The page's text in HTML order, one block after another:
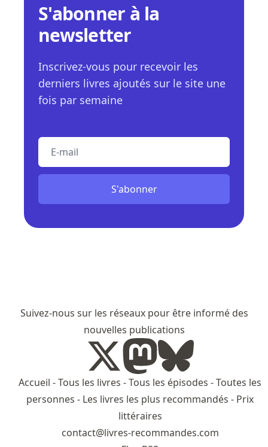
S'abonner à la
newsletter
Inscrivez-vous pour recevoir les
derniers livres ajoutés sur le site une
fois par semaine
E-mail
S'abonner
Suivez-nous sur les réseaux pour être informé des
nouvelles publications
Accueil -Tous les livres -Tous les épisodes -Toutes les
personnes - Les livres les plus recommandés - Prix
littéraires
contact@livres-recommandes.com